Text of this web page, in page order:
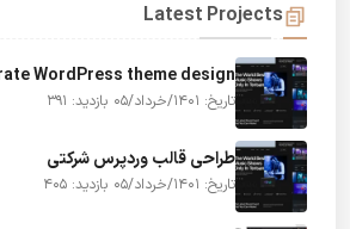
Latest Projects
WordPress theme design
تاریخ: 1401/خرداد/05 بازدید: 391
طراحی قالب وردپرس شرکتی
تاریخ: 1401/خرداد/05 بازدید: 405